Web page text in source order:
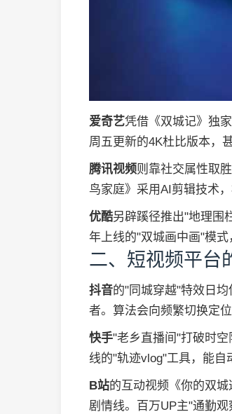
爱奇艺凭借《双城记》独
周五更新的4K杜比版本，
腾讯视频则靠社交属性取
鸟家庭》采用AI剪辑技术
优酷另辟蹊径推出"地理围
年上线的"双城画中画"模式
二、短视频平台
抖音的"同城穿越"特效日
者。算法会向频繁切换定
快手"老乡直播间"打破时
线的"轨迹vlog"工具，能自
B站的互动视频《你的双
剧情线。百万UP主"通勤观